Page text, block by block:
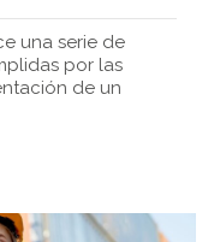
una serie de
por las
de un